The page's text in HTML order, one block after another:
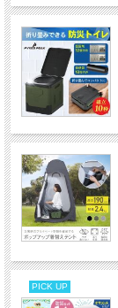
PICK UP